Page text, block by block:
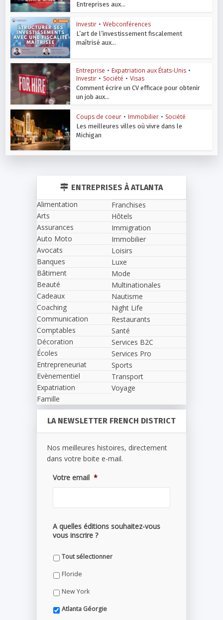
Entreprises aux...
Investir • Webconférences
L’art de l’investissement fiscalement
maîtrisé aux...
Entreprise • Expatriation aux États-Unis •
Investir • Société • Visas
Comment écrire un CV efficace pour obtenir
un job aux...
Coups de coeur • Immobilier • Société
Les meilleures villes où vivre dans le
Michigan
ENTREPRISES À ATLANTA
Alimentation
Arts
Assurances
Auto Moto
Avocats
Banques
Bâtiment
Beauté
Cadeaux
Coaching
Communication
Comptables
Décoration
Écoles
Entrepreneuriat
Evènementiel
Expatriation
Famille
Franchises
Hôtels
Immigration
Immobilier
Loisirs
Luxe
Mode
Multinationales
Nautisme
Night Life
Restaurants
Santé
Services B2C
Services Pro
Sports
Transport
Voyage
LA NEWSLETTER FRENCH DISTRICT
Nos meilleures histoires, directement
dans votre boite e-mail.
Votre email *
A quelles éditions souhaitez-vous
vous inscrire ?
Tout sélectionner
Floride
New York
Atlanta Géorgie